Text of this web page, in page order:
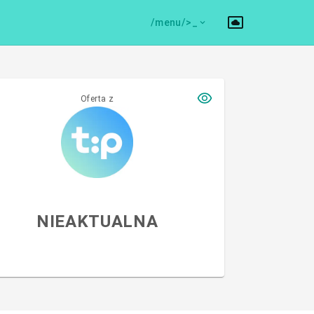
/menu/>
Oferta z
NIEAKTUALNA